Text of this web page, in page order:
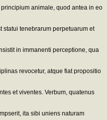
animale, quod antea in eo
statui tenebrarum perpetuarum et
in immanenti perceptione, qua
revocetur, atque fiat propositio
et viventes. Verbum, quatenus
ita sibi uniens naturam